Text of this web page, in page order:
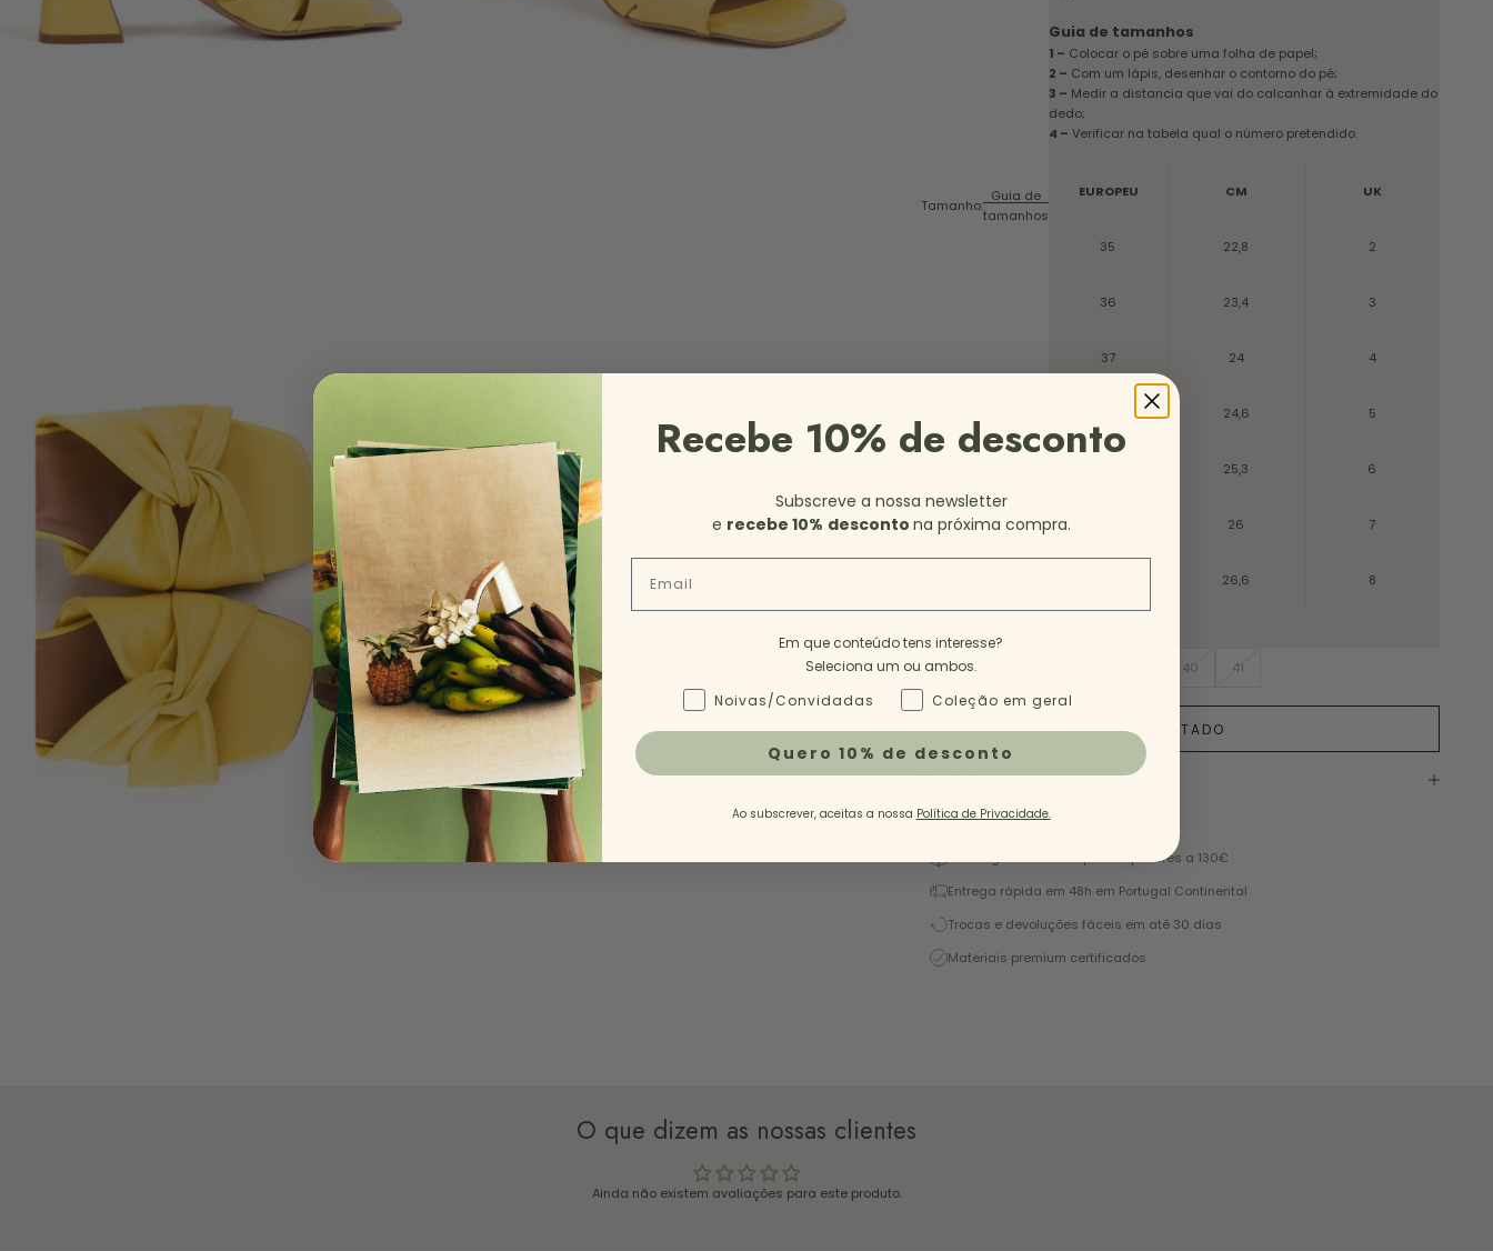
Tamanho:
Guia de
tamanhos
Guia de tamanhos
1 – Colocar o pé sobre uma folha de papel;
2 – Com um lápis, desenhar o contorno do pé;
3 – Medir a distancia que vai do calcanhar à extremidade do
dedo;
4 – Verificar na tabela qual o número pretendido.
EUROPEU CM UK
35 22,8 2
36 23,4 3
37 24 4
24,6 5
25,3 6
26 7
26,6 8
35 40 41
ESGOTADO
Descrição
Excelente 4,9/5 (+1450 Reviews)
Envios grátis em compras superiores a 130€
Entrega rápida em 48h em Portugal Continental
Trocas e devoluções fáceis em até 30 dias
Materiais premium certificados
O que dizem as nossas clientes
Ainda não existem avaliações para este produto.
Recebe 10% de desconto
Subscreve a nossa newsletter
e recebe 10% desconto na próxima compra.
Em que conteúdo tens interesse?
Seleciona um ou ambos.
Tipo de Conteúdo - NL
Noivas/Convidadas Coleção em geral
Quero 10% de desconto
Ao subscrever, aceitas a nossa Política de Privacidade.